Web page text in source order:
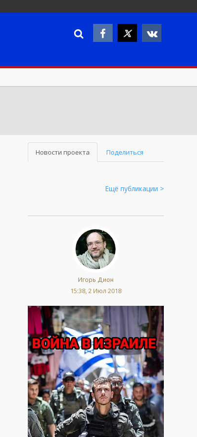
Новости проекта Поделиться
Ещё публикации >
Игорь Дион
15:38, 2 Июл 2018